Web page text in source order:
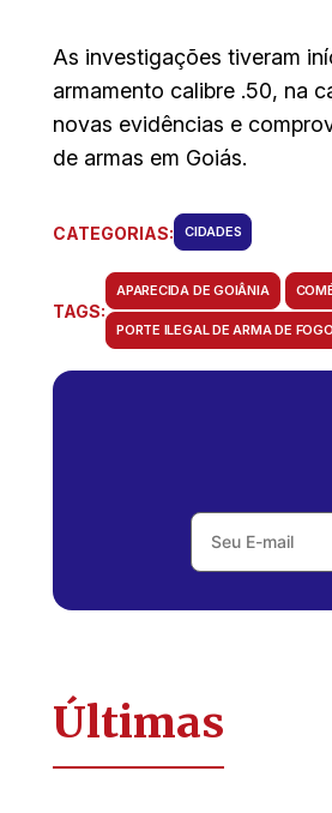
As investigações tiveram
armamento calibre .50, na
novas evidências e
de armas em Goiás.
CATEGORIAS: CIDADES
TAGS:
APARECIDA DE GOIÂNIA
PORTE ILEGAL DE ARMA DE FOGO
Últimas